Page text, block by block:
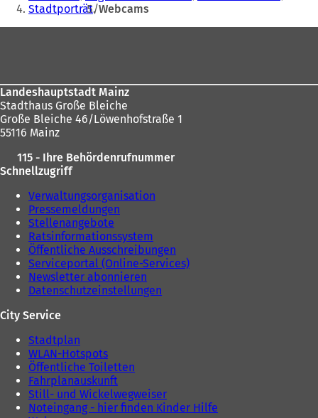
i
n
m
n
e
n
b
)
befinden
sich
Stadtporträt Webcams
Landeshauptstadt Mainz
Stadthaus Große Bleiche
Große Bleiche 46/Löwenhofstraße 1
55116 Mainz
115 - Ihre Behördenrufnummer
Schnellzugriff
Verwaltungsorganisation
Pressemeldungen
Stellenangebote
Ratsinformationssystem
Öffentliche Ausschreibungen
Serviceportal (Online-Services)
Newsletter abonnieren
Datenschutzeinstellungen
City Service
Stadtplan
WLAN-Hotspots
Öffentliche Toiletten
Fahrplanauskunft
Still- und Wickelwegweiser
Noteingang - hier finden Kinder Hilfe